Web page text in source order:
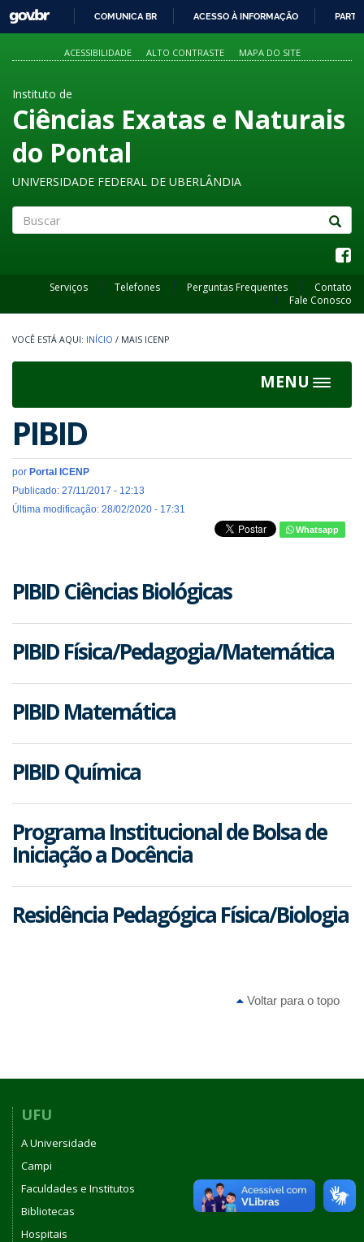
PARA
O
GOVBR
COMUNICA BR ACESSO À INFORMAÇÃO
ACESSIBILIDADE ALTO CONTRASTE MAPA DO SITE
Instituto de
Ciências Exatas e Naturais
do Pontal
UNIVERSIDADE FEDERAL DE UBERLÂNDIA
Serviços Telefones Perguntas Frequentes
Contato
Fale Conosco
INÍCIO / MAIS ICENP
MENU
Toggle
PIBID
por Portal ICENP
Publicado: 27/11/2017 - 12:13
Última modificação: 28/02/2020 - 17:31
Whatsapp
PIBID Ciências Biológicas
PIBID Física/Pedagogia/Matemática
PIBID Matemática
PIBID Química
Programa Institucional de Bolsa de
Iniciação a Docência
Residência Pedagógica Física/Biologia
Voltar para o topo
UFU
A Universidade
Campi
Faculdades e Institutos
Bibliotecas
Hospitais